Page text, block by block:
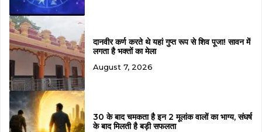
दानवीर कर्ण करते थे यहां गुप्त रूप से शिव पूजा! सावन में
लगता है भक्तों का मेला
August 7, 2026
30 के बाद चमकता है इन 2 मूलांक वालों का भाग्य, संघर्ष
के बाद मिलती है बड़ी सफलता